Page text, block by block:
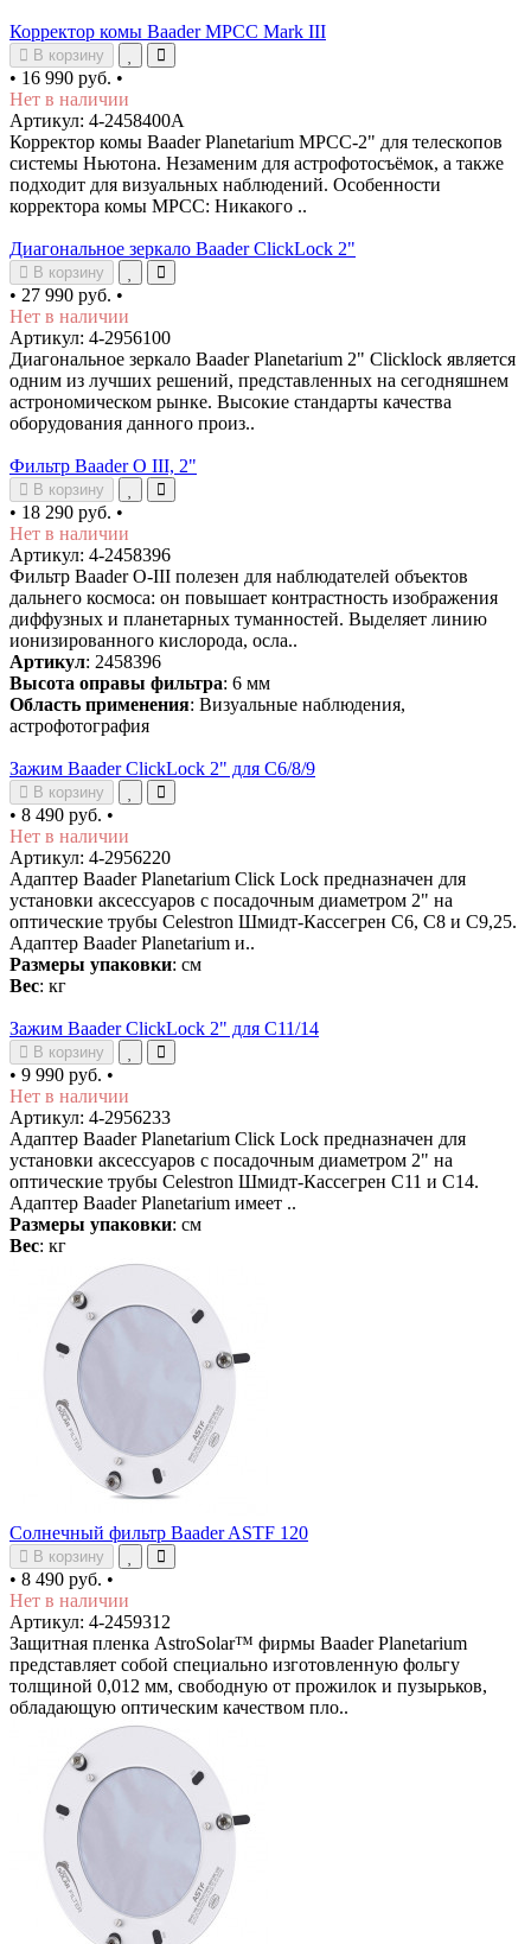
Корректор комы Baader MPCC Mark III
В корзину
• 16 990 руб. •
Нет в наличии
Артикул: 4-2458400A
Корректор комы Baader Planetarium MPCC-2" для телескопов
системы Ньютона. Незаменим для астрофотосъёмок, а также
подходит для визуальных наблюдений. Особенности
корректора комы MPCC: Никакого ..
Диагональное зеркало Baader ClickLock 2"
В корзину
• 27 990 руб. •
Нет в наличии
Артикул: 4-2956100
Диагональное зеркало Baader Planetarium 2" Clicklock является
одним из лучших решений, представленных на сегодняшнем
астрономическом рынке. Высокие стандарты качества
оборудования данного произ..
Фильтр Baader O III, 2"
В корзину
• 18 290 руб. •
Нет в наличии
Артикул: 4-2458396
Фильтр Baader O-III полезен для наблюдателей объектов
дальнего космоса: он повышает контрастность изображения
диффузных и планетарных туманностей. Выделяет линию
ионизированного кислорода, осла..
Артикул: 2458396
Высота оправы фильтра: 6 мм
Область применения: Визуальные наблюдения,
астрофотография
Зажим Baader ClickLock 2" для C6/8/9
В корзину
• 8 490 руб. •
Нет в наличии
Артикул: 4-2956220
Адаптер Baader Planetarium Click Lock предназначен для
установки аксессуаров с посадочным диаметром 2" на
оптические трубы Celestron Шмидт-Кассегрен С6, С8 и С9,25.
Адаптер Baader Planetarium и..
Размеры упаковки: см
Вес: кг
Зажим Baader ClickLock 2" для С11/14
В корзину
• 9 990 руб. •
Нет в наличии
Артикул: 4-2956233
Адаптер Baader Planetarium Click Lock предназначен для
установки аксессуаров с посадочным диаметром 2" на
оптические трубы Celestron Шмидт-Кассегрен С11 и С14.
Адаптер Baader Planetarium имеет ..
Размеры упаковки: см
Вес: кг
Солнечный фильтр Baader ASTF 120
В корзину
• 8 490 руб. •
Нет в наличии
Артикул: 4-2459312
Защитная пленка AstroSolar™ фирмы Baader Planetarium
представляет собой специально изготовленную фольгу
толщиной 0,012 мм, свободную от прожилок и пузырьков,
обладающую оптическим качеством пло..